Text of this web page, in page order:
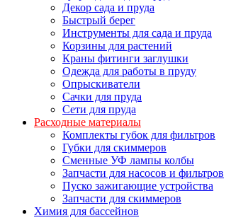
Декор сада и пруда
Быстрый берег
Инструменты для сада и пруда
Корзины для растений
Краны фитинги заглушки
Одежда для работы в пруду
Опрыскиватели
Сачки для пруда
Сети для пруда
Расходные материалы
Комплекты губок для фильтров
Губки для скиммеров
Сменные УФ лампы колбы
Запчасти для насосов и фильтров
Пуско зажигающие устройства
Запчасти для скиммеров
Химия для бассейнов